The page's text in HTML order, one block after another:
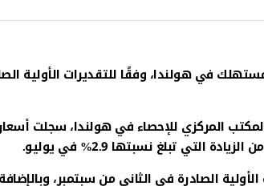
في هولندا، وفقًا للتقديرات
تبلغ نسبتها 2.9% في يوليو.